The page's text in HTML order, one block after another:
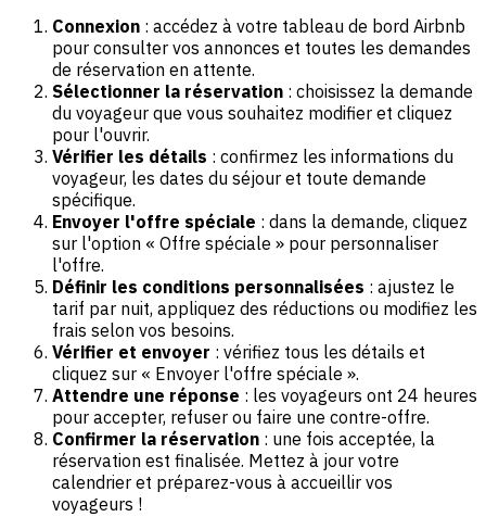
Connexion : accédez à votre tableau de bord Airbnb
pour consulter vos annonces et toutes les demandes
de réservation en attente.
Sélectionner la réservation : choisissez la demande
du voyageur que vous souhaitez modifier et cliquez
pour l'ouvrir.
Vérifier les détails : confirmez les informations du
voyageur, les dates du séjour et toute demande
spécifique.
Envoyer l'offre spéciale : dans la demande, cliquez
sur l'option « Offre spéciale » pour personnaliser
l'offre.
Définir les conditions personnalisées : ajustez le
tarif par nuit, appliquez des réductions ou modifiez les
frais selon vos besoins.
Vérifier et envoyer : vérifiez tous les détails et
cliquez sur « Envoyer l'offre spéciale ».
Attendre une réponse : les voyageurs ont 24 heures
pour accepter, refuser ou faire une contre-offre.
Confirmer la réservation : une fois acceptée, la
réservation est finalisée. Mettez à jour votre
calendrier et préparez-vous à accueillir vos
voyageurs !